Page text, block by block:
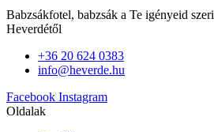
Babzsákfotel, babzsák a Te igényeid
Heverdétől
+36 20 624 0383
info@heverde.hu
Facebook Instagram
Oldalak